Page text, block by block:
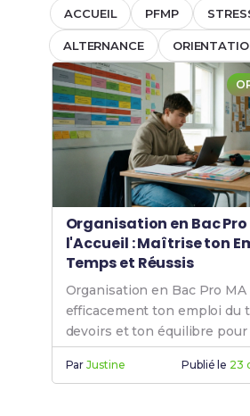
ACCUEIL PFMP
ALTERNANCE
Organisation en Bac
l'Accueil : Maîtrise ton
Temps et Réussis
Organisation en Bac Pro MA
efficacement ton emploi du
devoirs et ton équilibre pour
formation accueil.
ParJustine Publié le 23